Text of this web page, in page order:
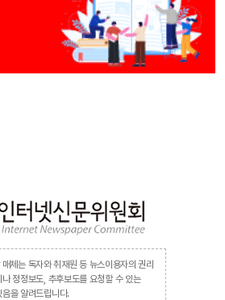
매체는 독자와 취재원 등 뉴스이용자의 권리
정정보도, 추후보도를 요청할 수 있는
을 알려드립니다.